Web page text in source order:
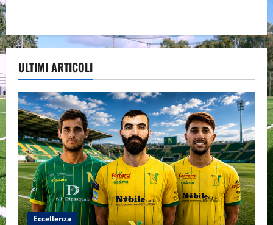
ULTIMI ARTICOLI
Eccellenza